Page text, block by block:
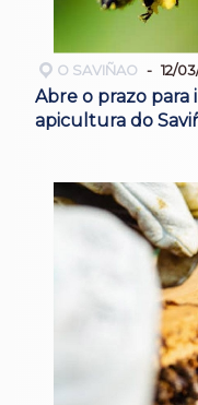
O SAVIÑAO 12/
Abre o prazo para
apicultura do